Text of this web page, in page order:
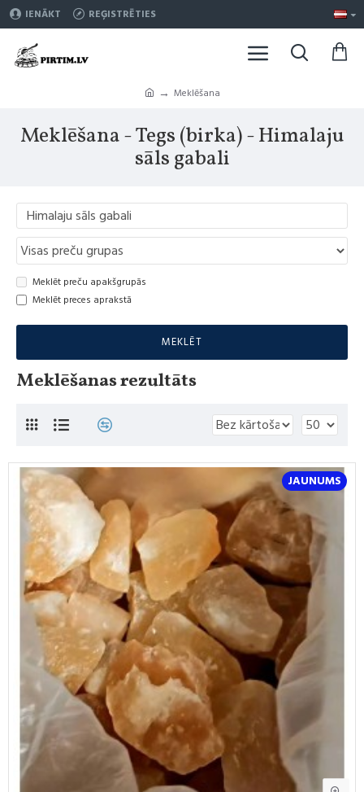
IENĀKT REĢISTRĒTIES
Meklēšana
Meklēšana - Tegs (birka) - Himalaju
sāls gabali
Meklēt preču apakšgrupās
Meklēt preces aprakstā
MEKLĒT
Meklēšanas rezultāts
JAUNUMS